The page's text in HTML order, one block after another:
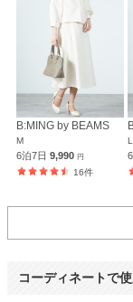
スカーりして丁度良い
状態が良く直前の予約
ても良かったです。
また機会があったら利
ありがとうございまし
B:MING by BEAMS
M
6泊7日 9,990 円
16件
L
コーディネートで